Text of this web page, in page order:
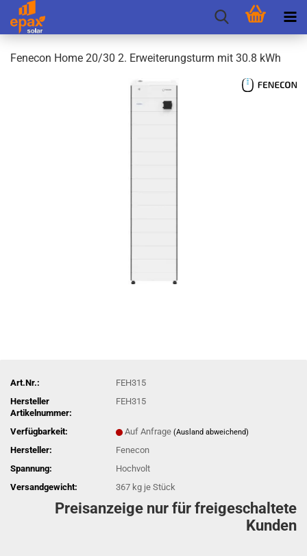
Fen­e­con Home 20/30 2. Er­wei­te­rungs­turm mit 30.8 kWh
Art.Nr.:
FEH315
Hersteller
Artikelnummer:
FEH315
Verfügbarkeit: Auf Anfrage (Ausland abweichend)
Hersteller:
Fenecon
Spannung:
Hochvolt
Versandgewicht:
367 kg je Stück
Preisanzeige nur für freigeschaltete
Kunden